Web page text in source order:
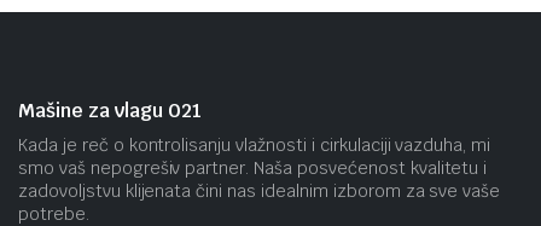
Mašine za vlagu 021
Kada je reč o kontrolisanju vlažnosti i cirkulaciji vazduha, mi
smo vaš nepogrešiv partner. Naša posvećenost kvalitetu i
zadovoljstvu klijenata čini nas idealnim izborom za sve vaše
potrebe.